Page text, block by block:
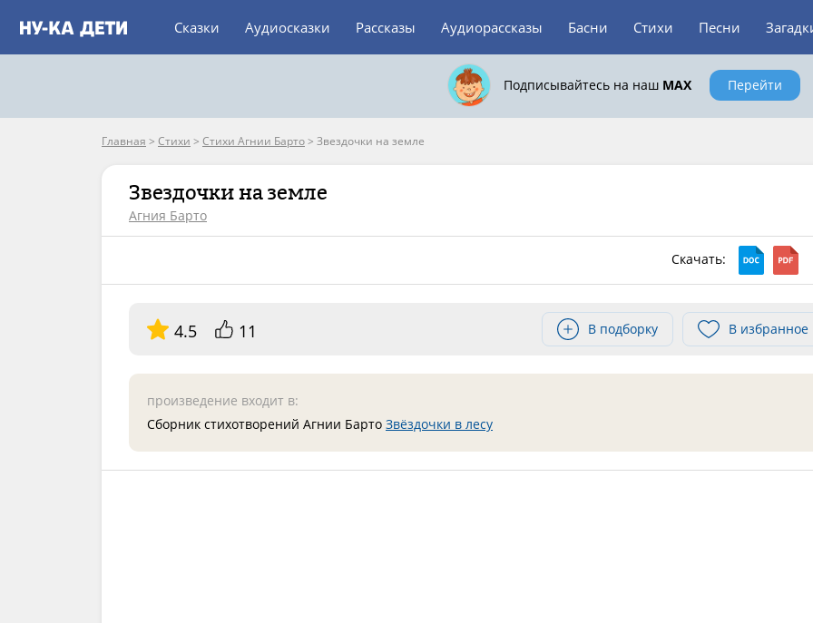
Сказки Аудиосказки Рассказы Аудиорассказы Басни Стихи Песни
Подписывайтесь на наш MAX Перейти
Главная > Стихи > Стихи Агнии Барто> Звездочки на земле
Звездочки на земле
Агния Барто
Скачать:
4.5 11 В подборку В избранное
произведение входит в:
Сборник стихотворений Агнии Барто Звёздочки в лесу